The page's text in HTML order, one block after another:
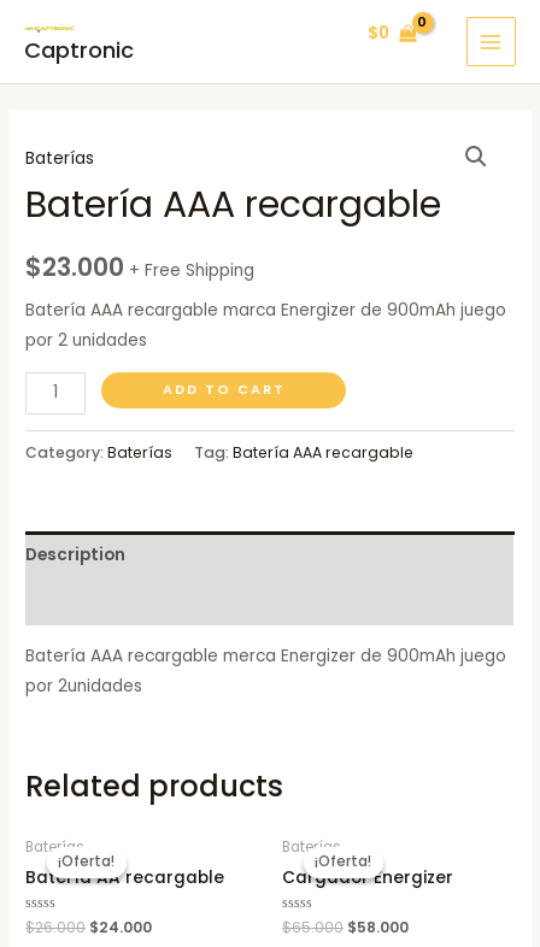
Captronic
$0
Baterías
Batería AAA recargable
$23.000 + Free Shipping
Batería AAA recargable marca Energizer de 900mAh juego
por 2 unidades
AAA
recargable
quantity
ADD TO CART
Category:Baterías Tag:Batería AAA recargable
Description
Batería AAA recargable merca Energizer de 900mAh juego
por 2unidades
Related products
¡Oferta!
¡Oferta!
Baterías
Batería AA recargable
Rated
0
$26.000 $24.000
¡Oferta!
¡Oferta!
Baterías
Cargador Energizer
Rated
0
$65.000 $58.000